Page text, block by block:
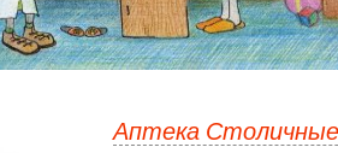
Аптека